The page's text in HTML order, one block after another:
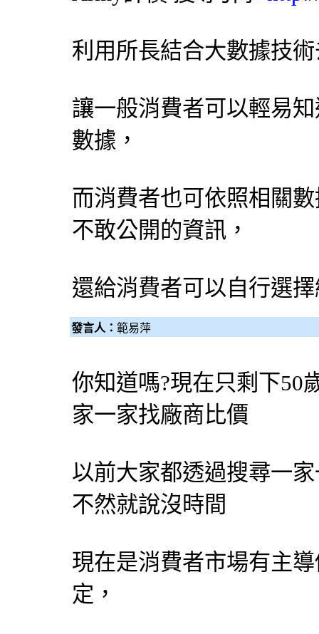
利用所長結合大數據技
讓一般消費者可以輕易
數據，
而消費者也可依照相關
不敢公開的資訊，
還給消費者可以自行選
發言人： 範易萍
你知道嗎?現在只剩下50
家一家找廠商比價
以前大家都透過搜尋一
不然就說沒時間
現在是消費者市場有主
定，